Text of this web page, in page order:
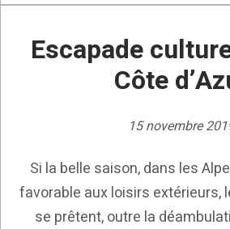
Escapade
Côte
15 novembre
Si la belle saison, dans les
favorable aux loisirs extérieurs,
se prêtent, outre la